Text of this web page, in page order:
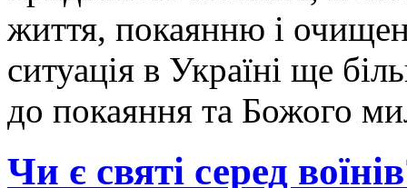
життя, покаянню і
ситуація в Україні ще
до покаяння та Божого
Чи є святі серед